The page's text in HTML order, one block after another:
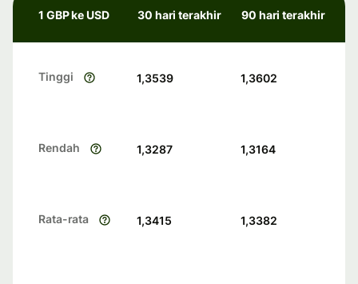
1 GBP ke USD 30 hari terakhir 90 hari terakhir
Tinggi 1,3539 1,3602
Rendah 1,3287 1,3164
Rata-rata 1,3415 1,3382